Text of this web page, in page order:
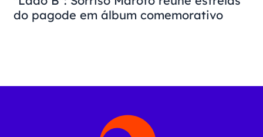
do pagode em álbum comemorativo